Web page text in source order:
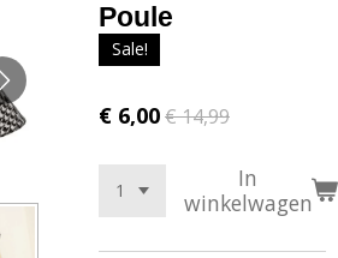
Poule
Sale!
€ 6,00€ 14,99
In
winkelwagen